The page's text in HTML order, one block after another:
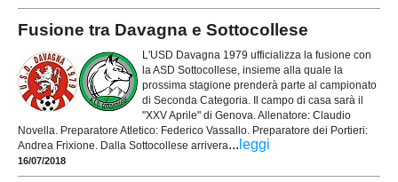
Fusione tra Davagna e Sottocollese
L'USD Davagna 1979 ufficializza la fusione con
la ASD Sottocollese, insieme alla quale la
prossima stagione prenderà parte al campionato
di Seconda Categoria. Il campo di casa sarà il
"XXV Aprile" di Genova. Allenatore: Claudio
Novella. Preparatore Atletico: Federico Vassallo. Preparatore dei Portieri:
Andrea Frixione. Dalla Sottocollese arrivera... leggi
16/07/2018